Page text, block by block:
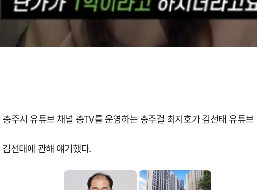
주시 유튜브 채널 충TV를 운영하는 충주걸 최지호가 김선태 유튜
선태에 관해 얘기했다.